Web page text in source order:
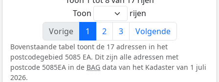
Toon
rijen
Vorige
1 2 3 Volgende
Bovenstaande tabel toont de 17 adressen in het
postcodegebied 5085 EA. Dit zijn alle adressen met
postcode 5085EA in de BAG data van het Kadaster van 1 juli
2026.